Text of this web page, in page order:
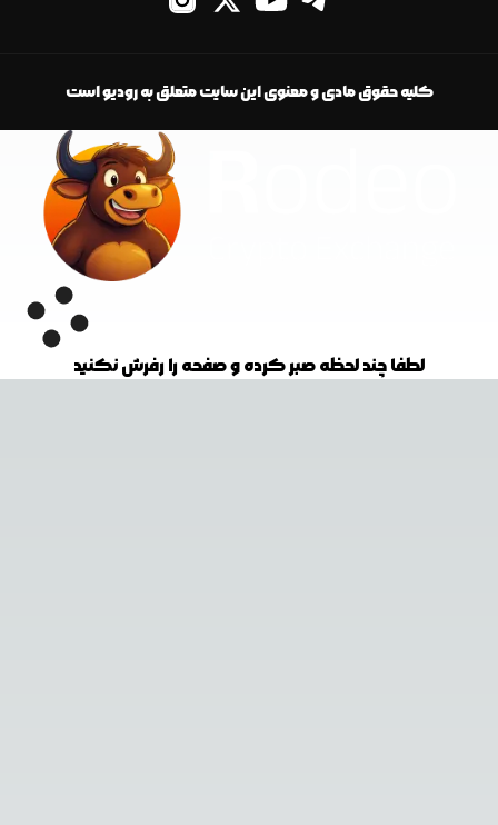
کلیه حقوق مادی و معنوی این سایت متعلق به رودیو است
لطفا چند لحظه صبر کرده و صفحه را رفرش نکنید